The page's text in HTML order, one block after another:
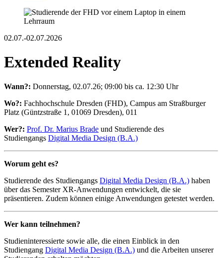
02.07.-02.07.2026
Extended Reality
Wann?: Donnerstag, 02.07.26; 09:00 bis ca. 12:30 Uhr
Wo?: Fachhochschule Dresden (FHD), Campus am Straßburger
Platz (Güntzstraße 1, 01069 Dresden), 011
Wer?: Prof. Dr. Marius Brade und Studierende des
Studiengangs Digital Media Design (B.A.)
Worum geht es?
Studierende des Studiengangs Digital Media Design (B.A.) haben
über das Semester XR-Anwendungen entwickelt, die sie
präsentieren. Zudem können einige Anwendungen getestet werden.
Wer kann teilnehmen?
Studieninteressierte sowie alle, die einen Einblick in den
Studiengang Digital Media Design (B.A.) und die Arbeiten unserer